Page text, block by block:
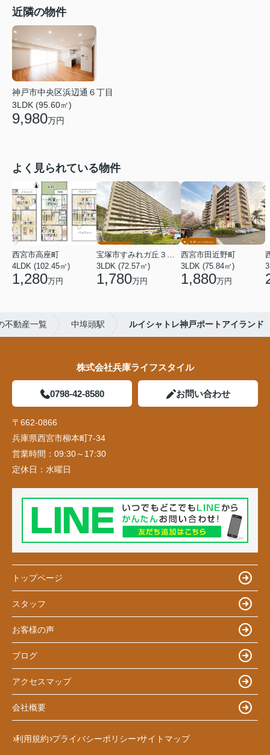
近隣の物件
神戸市中央区浜辺通６丁目
3LDK (95.60㎡)
9,980万円
よく見られている物件
西宮市高座町
4LDK (102.45㎡)
1,280万円
宝塚市すみれガ丘３丁目
3LDK (72.57㎡)
1,780万円
西宮市田近野町
3LDK (75.84㎡)
1,880万円
不動産一覧 中埠頭駅 ルイシャトレ神戸ポートアイランド
株式会社兵庫ライフスタイル
0798-42-8580 お問い合わせ
〒662-0866
兵庫県西宮市柳本町7-34
営業時間： 09:30～17:30
定休日： 水曜日
トップページ
スタッフ
お客様の声
ブログ
アクセスマップ
会社概要
利用規約 プライバシーポリシー サイトマップ